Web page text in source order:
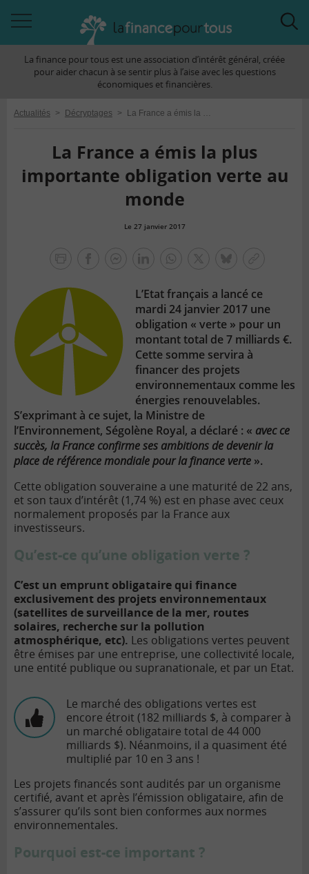
àLa finance pour tous est une association d’intérêt général, créée
pour aider chacun à se sentir plus à l’aise avec les questions
économiques et financières.
Actualités > Décryptages > La France a émis la plus importante obligation verte au monde
La France a émis la plus
importante obligation verte au
monde
Le 27 janvier 2017
lien
L’Etat français a lancé ce
mardi 24 janvier 2017 une
obligation « verte » pour un
montant total de 7 milliards €.
Cette somme servira à
financer des projets
environnementaux comme les
énergies renouvelables.
S’exprimant à ce sujet, la Ministre de
l’Environnement, Ségolène Royal, a déclaré : « avec ce
succès, la France confirme ses ambitions de devenir la
place de référence mondiale pour la finance verte ».
Cette obligation souveraine a une maturité de 22 ans,
et son taux d’intérêt (1,74 %) est en phase avec ceux
normalement proposés par la France aux
investisseurs.
Qu’est-ce qu’une obligation verte ?
C’est un emprunt obligataire qui finance
exclusivement des projets environnementaux
(satellites de surveillance de la mer, routes
solaires, recherche sur la pollution
atmosphérique, etc). Les obligations vertes peuvent
être émises par une entreprise, une collectivité locale,
une entité publique ou supranationale, et par un Etat.
Le marché des obligations vertes est
encore étroit (182 milliards $, à comparer à
un marché obligataire total de 44 000
milliards $). Néanmoins, il a quasiment été
multiplié par 10 en 3 ans !
Les projets financés sont audités par un organisme
certifié, avant et après l’émission obligataire, afin de
s’assurer qu’ils sont bien conformes aux normes
environnementales.
Pourquoi est-ce important ?